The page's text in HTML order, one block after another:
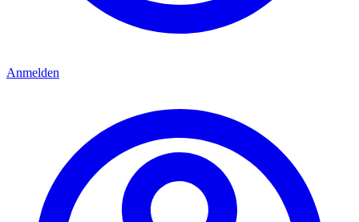
Anmelden